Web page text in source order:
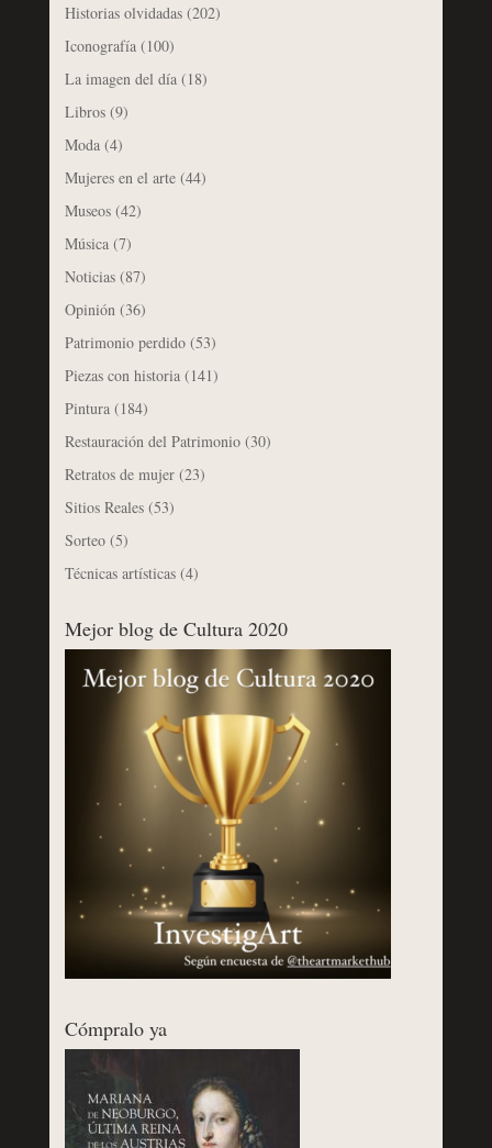
Historias olvidadas(202)
Iconografía(100)
La imagen del día(18)
Libros(9)
Moda(4)
Mujeres en el arte(44)
Museos(42)
Música(7)
Noticias(87)
Opinión(36)
Patrimonio perdido(53)
Piezas con historia(141)
Pintura(184)
Restauración del Patrimonio(30)
Retratos de mujer(23)
Sitios Reales(53)
Sorteo(5)
Técnicas artísticas(4)
Mejor blog de Cultura 2020
Cómpralo ya